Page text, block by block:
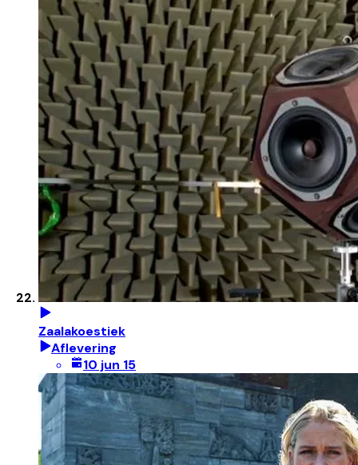
Zaalakoestiek
Aflevering
10 jun 15